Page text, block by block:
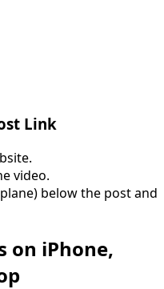
Link
video.
below the post and
on iPhone,